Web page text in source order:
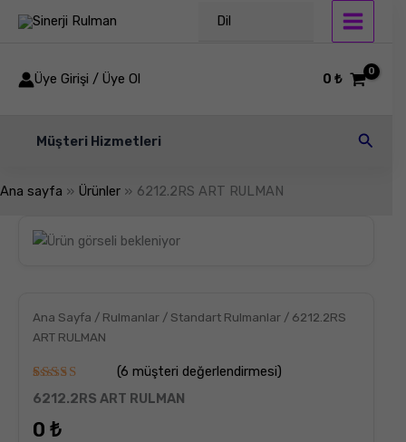
atla
Dil
Üye Girişi / Üye Ol 0₺
Müşteri Hizmetleri Arama
Ana sayfa Ürünler 6212.2RS ART RULMAN
Ana Sayfa / Rulmanlar / Standart Rulmanlar / 6212.2RS
ART RULMAN
6müşteri
puanına
5
(6 müşteri değerlendirmesi)
6212.2RS ART RULMAN
0 ₺
ART